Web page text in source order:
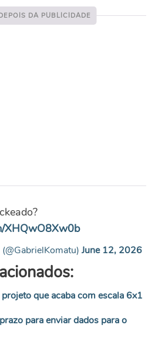
XHQwO8Xw0b
June 12, 2026
que acaba com escala 6x1
para enviar dados para o